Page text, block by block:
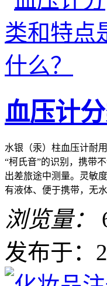
血压计
水银（汞）柱血压计耐
“柯氏音”的识别，携带
出差旅途中测量。灵敏
有液体、便于携带，无
浏览量：
发布于：